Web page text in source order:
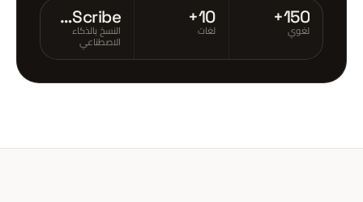
150+
لغوي 10+
لغات FastScribeالنسخ بالذكاء
الاصطناعي